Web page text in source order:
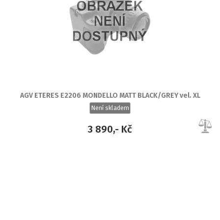
AGV ETERES E2206 MONDELLO MATT BLACK/GREY vel. XL
Není skladem
3 890,- Kč